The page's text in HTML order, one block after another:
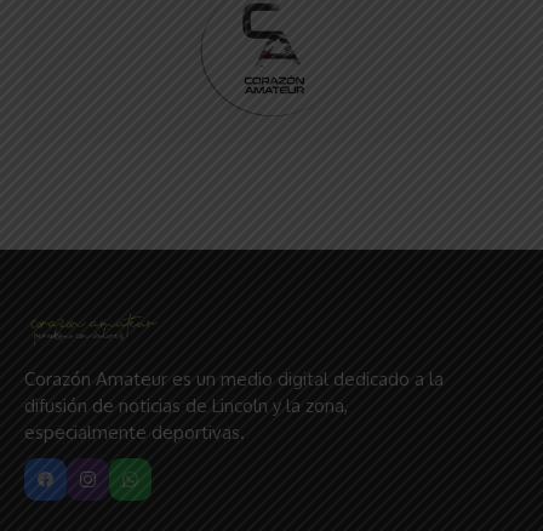
Corazón Amateur es un medio digital dedicado a la
difusión de noticias de Lincoln y la zona,
especialmente deportivas.